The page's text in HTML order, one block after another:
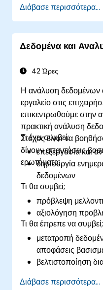
Χειρίζονται ένα
εργασίας,
χειριστή.
Δημιουργούν μια
Διάβασε περισσότερα...
Δεδομένα και
42 Ώρες
Η ανάλυση δεδομένων
εργαλείο στις
επικεντρωθούμε στην
πρακτική ανάλυση
Στόχος είναι να
δίνουν απαντήσεις
ερωτήματα:
Τι έχει συμβεί;
επεξεργασία και
δημιουργία
δεδομένων
Τι θα συμβεί;
πρόβλεψη
αξιολόγηση
Τι θα έπρεπε να συμβεί;
μετατροπή
αποφάσεις
βελτιστοποίηση
Διάβασε περισσότερα...